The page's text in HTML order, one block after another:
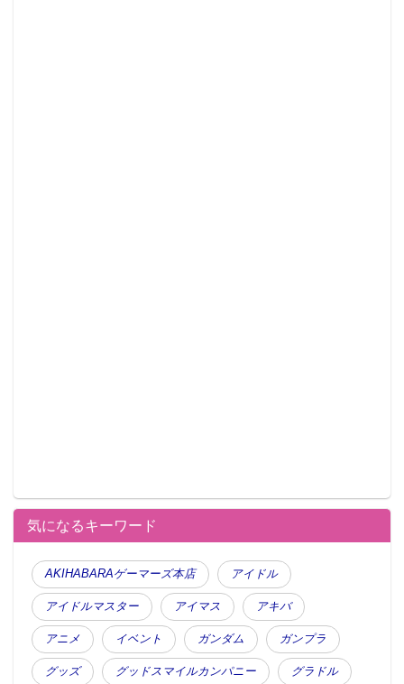
気になるキーワード
AKIHABARAゲーマーズ本店 アイドル
アイドルマスター アイマス アキバ
アニメ イベント ガンダム ガンプラ
グッズ グッドスマイルカンパニー グラドル